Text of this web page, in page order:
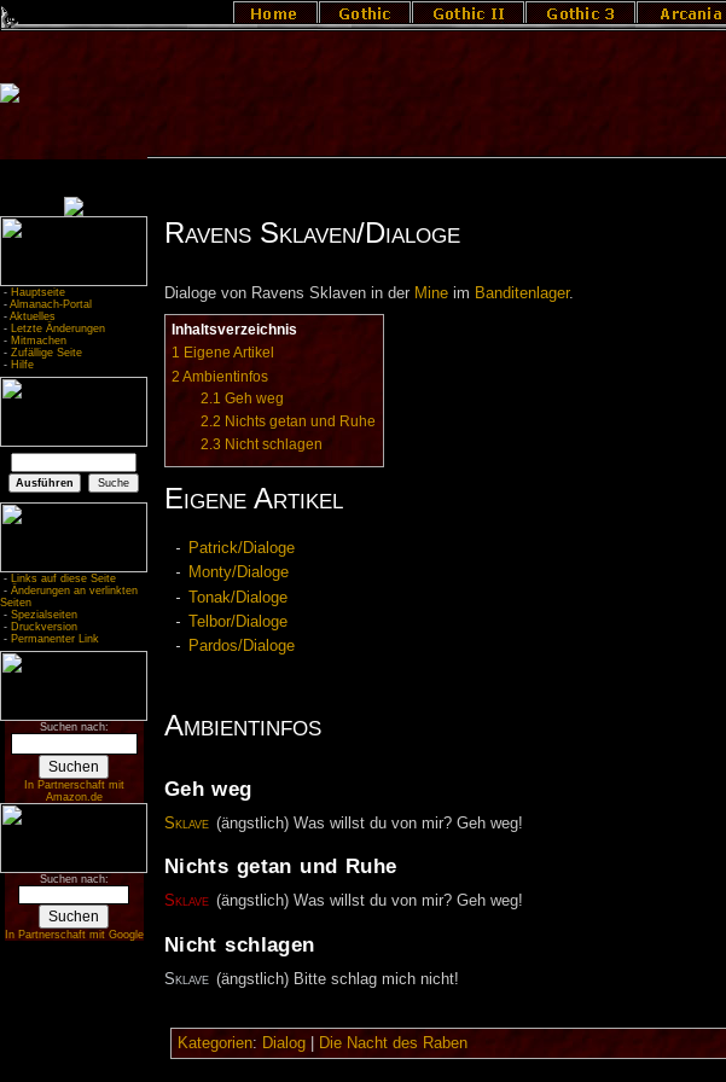
- Hauptseite
- Almanach-Portal
- Aktuelles
- Letzte Änderungen
- Mitmachen
- Zufällige Seite
- Hilfe
- Links auf diese Seite
- Änderungen an verlinkten
Seiten
- Spezialseiten
- Druckversion
- Permanenter Link
Suchen nach:
In Partnerschaft mit
Amazon.de
Suchen nach:
In Partnerschaft mit Google
Ravens Sklaven/Dialoge
Dialoge von Ravens Sklaven in der Mineim Banditenlager.
Inhaltsverzeichnis
1 Eigene Artikel
2 Ambientinfos
2.1 Geh weg
2.2 Nichts getan und Ruhe
2.3 Nicht schlagen
Eigene Artikel
Patrick/Dialoge
Monty/Dialoge
Tonak/Dialoge
Telbor/Dialoge
Pardos/Dialoge
Ambientinfos
Geh weg
Sklave (ängstlich) Was willst du von mir? Geh weg!
Nichts getan und Ruhe
Sklave (ängstlich) Was willst du von mir? Geh weg!
Nicht schlagen
Sklave (ängstlich) Bitte schlag mich nicht!
Kategorien: Dialog| Die Nacht des Raben